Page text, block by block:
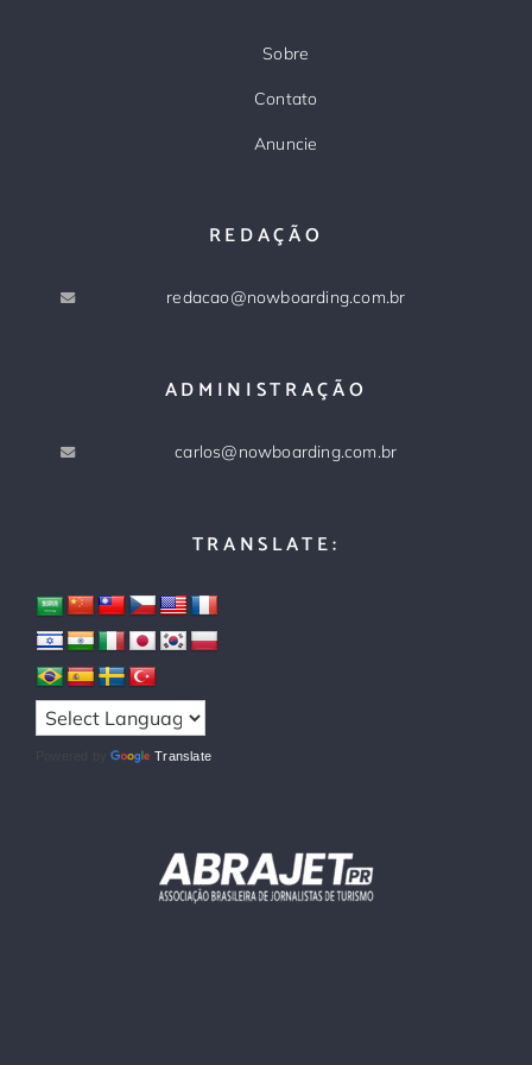
Sobre
Contato
Anuncie
REDAÇÃO
redacao@nowboarding.com.br
ADMINISTRAÇÃO
carlos@nowboarding.com.br
TRANSLATE:
Powered by Translate